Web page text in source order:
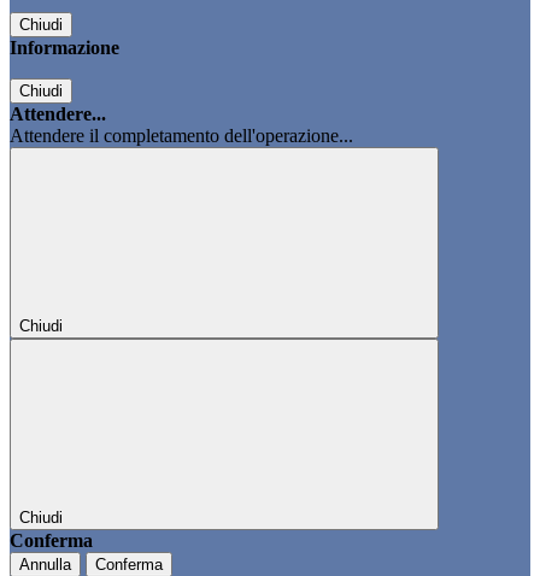
Chiudi
Informazione
Chiudi
Attendere...
Attendere il completamento dell'operazione...
Chiudi
Chiudi
Conferma
Annulla Conferma